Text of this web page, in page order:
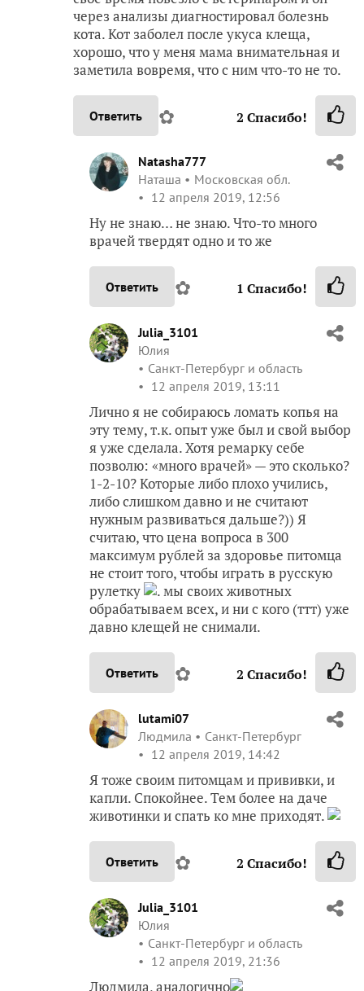
через анализы диагностировал болезнь
кота. Кот заболел после укуса клеща,
хорошо, что у меня мама внимательная и
заметила вовремя, что с ним что-то не то.
Ответить ✿ 2 Спасибо!
Natasha777
Наташа
Московская обл.
12 апреля 2019, 12:56
Ну не знаю… не знаю. Что-то много
врачей твердят одно и то же
Ответить ✿ 1 Спасибо!
Julia_3101
Юлия
Санкт-Петербург и область
12 апреля 2019, 13:11
Лично я не собираюсь ломать копья на
эту тему, т.к. опыт уже был и свой выбор
я уже сделала. Хотя ремарку себе
позволю: «много врачей» — это сколько?
1-2-10? Которые либо плохо учились,
либо слишком давно и не считают
нужным развиваться дальше?)) Я
считаю, что цена вопроса в 300
максимум рублей за здоровье питомца
не стоит того, чтобы играть в русскую
рулетку
. мы своих животных
обрабатываем всех, и ни с кого (ттт) уже
давно клещей не снимали.
Ответить ✿ 2 Спасибо!
lutami07
Людмила
Санкт-Петербург
12 апреля 2019, 14:42
Я тоже своим питомцам и прививки, и
капли. Спокойнее. Тем более на даче
животинки и спать ко мне приходят.
Ответить ✿ 2 Спасибо!
Julia_3101
Юлия
Санкт-Петербург и область
12 апреля 2019, 21:36
Людмила, аналогично